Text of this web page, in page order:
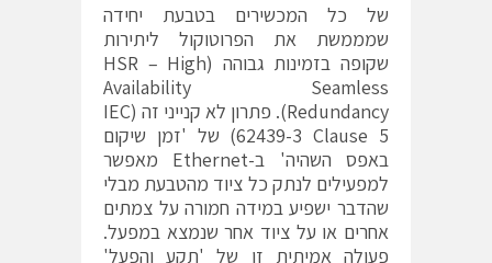
של כל המכשירים בטבעת יחידה
שמממשת את הפרוטוקול ליתירות
שקופה בזמינות גבוהה (HSR – High
Availability Seamless
Redundancy). פתרון לא קנייני זה (IEC
62439-3 Clause 5) של 'זמן שיקום
באפס השהיה' ב-Ethernet מאפשר
למפעילים לנתק כל ציוד מהטבעת מבלי
שהדבר ישפיע במידה חמורה על צמתים
אחרים או על ציוד אחר שנמצא במפעל.
פעולה אמיתית זו של 'תקע והפעל'